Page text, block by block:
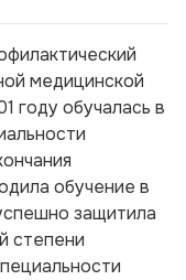
медицинской
году обучалась в
обучение в
защитила
степени